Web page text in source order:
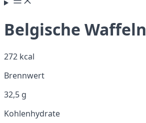
Belgische Waffeln
272 kcal
Brennwert
32,5 g
Kohlenhydrate